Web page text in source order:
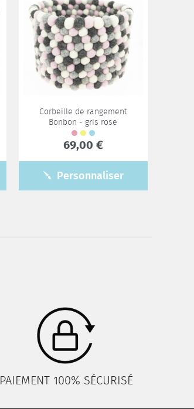
Corbeille de rangement
Bonbon - gris rose
69,00 €
Personnaliser
PAIEMENT 100% SÉCURISÉ